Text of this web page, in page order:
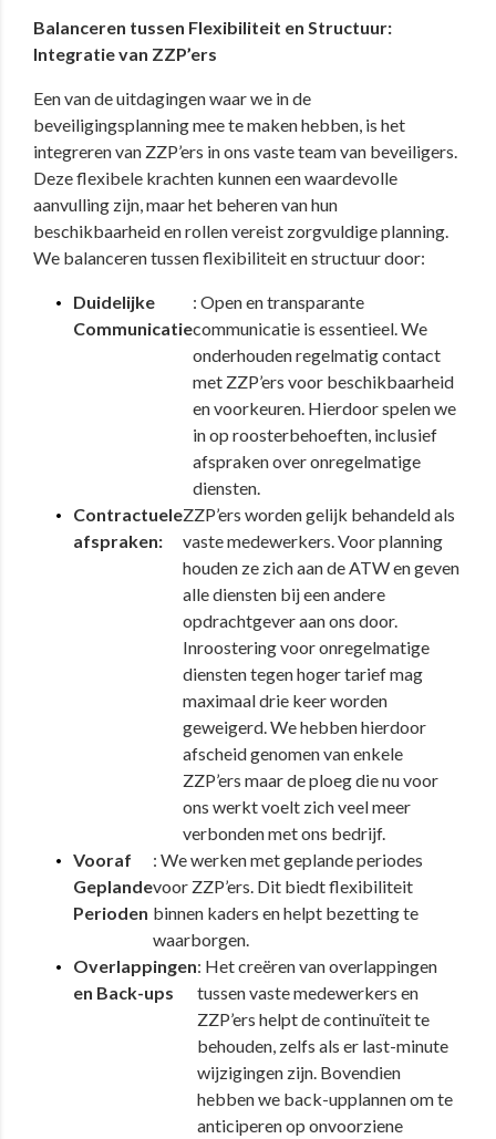
Balanceren tussen Flexibiliteit en Structuur:
Integratie van ZZP’ers
Een van de uitdagingen waar we in de
beveiligingsplanning mee te maken hebben, is het
integreren van ZZP’ers in ons vaste team van beveiligers.
Deze flexibele krachten kunnen een waardevolle
aanvulling zijn, maar het beheren van hun
beschikbaarheid en rollen vereist zorgvuldige planning.
We balanceren tussen flexibiliteit en structuur door:
Duidelijke
Communicatie
: Open en transparante
communicatie is essentieel. We
onderhouden regelmatig contact
met ZZP’ers voor beschikbaarheid
en voorkeuren. Hierdoor spelen we
in op roosterbehoeften, inclusief
afspraken over onregelmatige
diensten.
Contractuele
afspraken:
ZZP’ers worden gelijk behandeld als
vaste medewerkers. Voor planning
houden ze zich aan de ATW en geven
alle diensten bij een andere
opdrachtgever aan ons door.
Inroostering voor onregelmatige
diensten tegen hoger tarief mag
maximaal drie keer worden
geweigerd. We hebben hierdoor
afscheid genomen van enkele
ZZP’ers maar de ploeg die nu voor
ons werkt voelt zich veel meer
verbonden met ons bedrijf.
Vooraf
Geplande
Perioden
: We werken met geplande periodes
voor ZZP’ers. Dit biedt flexibiliteit
binnen kaders en helpt bezetting te
waarborgen.
Overlappingen
en Back-ups
: Het creëren van overlappingen
tussen vaste medewerkers en
ZZP’ers helpt de continuïteit te
behouden, zelfs als er last-minute
wijzigingen zijn. Bovendien
hebben we back-upplannen om te
anticiperen op onvoorziene